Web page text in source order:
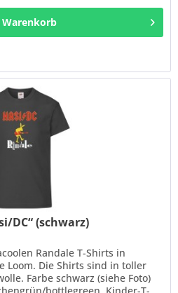
Warenkorb
DC“ (schwarz)
Randale T-Shirts in
Loom. Die Shirts sind in toller
Farbe schwarz (siehe Foto)